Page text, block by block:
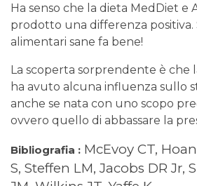
Ha senso che la dieta MedDiet e
prodotto una differenza
alimentari sane fa bene!
La scoperta sorprendente è che
ha avuto alcuna influenza sullo
anche se nata con uno scopo
ovvero quello di abbassare la
Bibliografia : McEvoy CT,
S, Steffen LM, Jacobs DR Jr,